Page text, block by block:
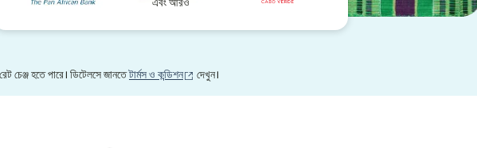
এবং আরও
চেঞ্জ হতে পারে। ডিটেলসে জানতেটার্মস ও কন্ডিশন (নতুন উইন্ডোতে খুলবে)
দেখুন।